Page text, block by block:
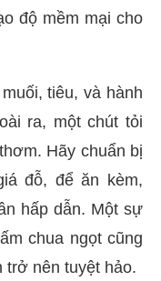
độ mềm mại cho
tiêu, và hành
ra, một chút tỏi
Hãy chuẩn bị
đỗ, để ăn kèm,
hấp dẫn. Một sự
chua ngọt cũng
trở nên tuyệt hảo.